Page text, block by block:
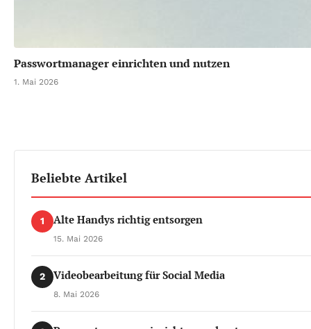
Passwortmanager einrichten und nutzen
1. Mai 2026
Beliebte Artikel
1 Alte Handys richtig entsorgen
15. Mai 2026
2 Videobearbeitung für Social Media
8. Mai 2026